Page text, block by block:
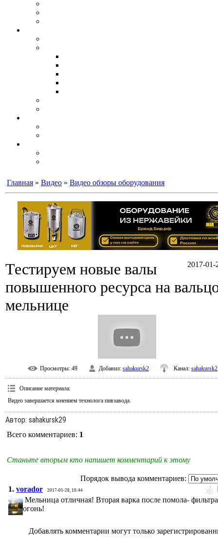
Главная » Видео » Видео обзоры оборудования
2017-01-
Тестируем новые валы
повышенного ресурса на
мельнице
Просмотры: 49 Добавил: sahakursk2 Канал: sahakursk2
Описание материала:
Видео завершается мнением технолога пивзавода.
Автор: sahakursk29
Всего комментариев: 1
Станьте вторым кто напишет комментарий к этому
Порядок вывода комментариев:
1. vorador 2017-01-28, 10:44
Мельница отличная! Вторая варка после помола-
огонь!
Добавлять комментарии могут только